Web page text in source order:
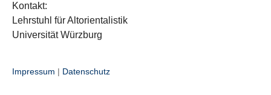
Kontakt:
Lehrstuhl für Altorientalistik
Universität Würzburg
Impressum | Datenschutz